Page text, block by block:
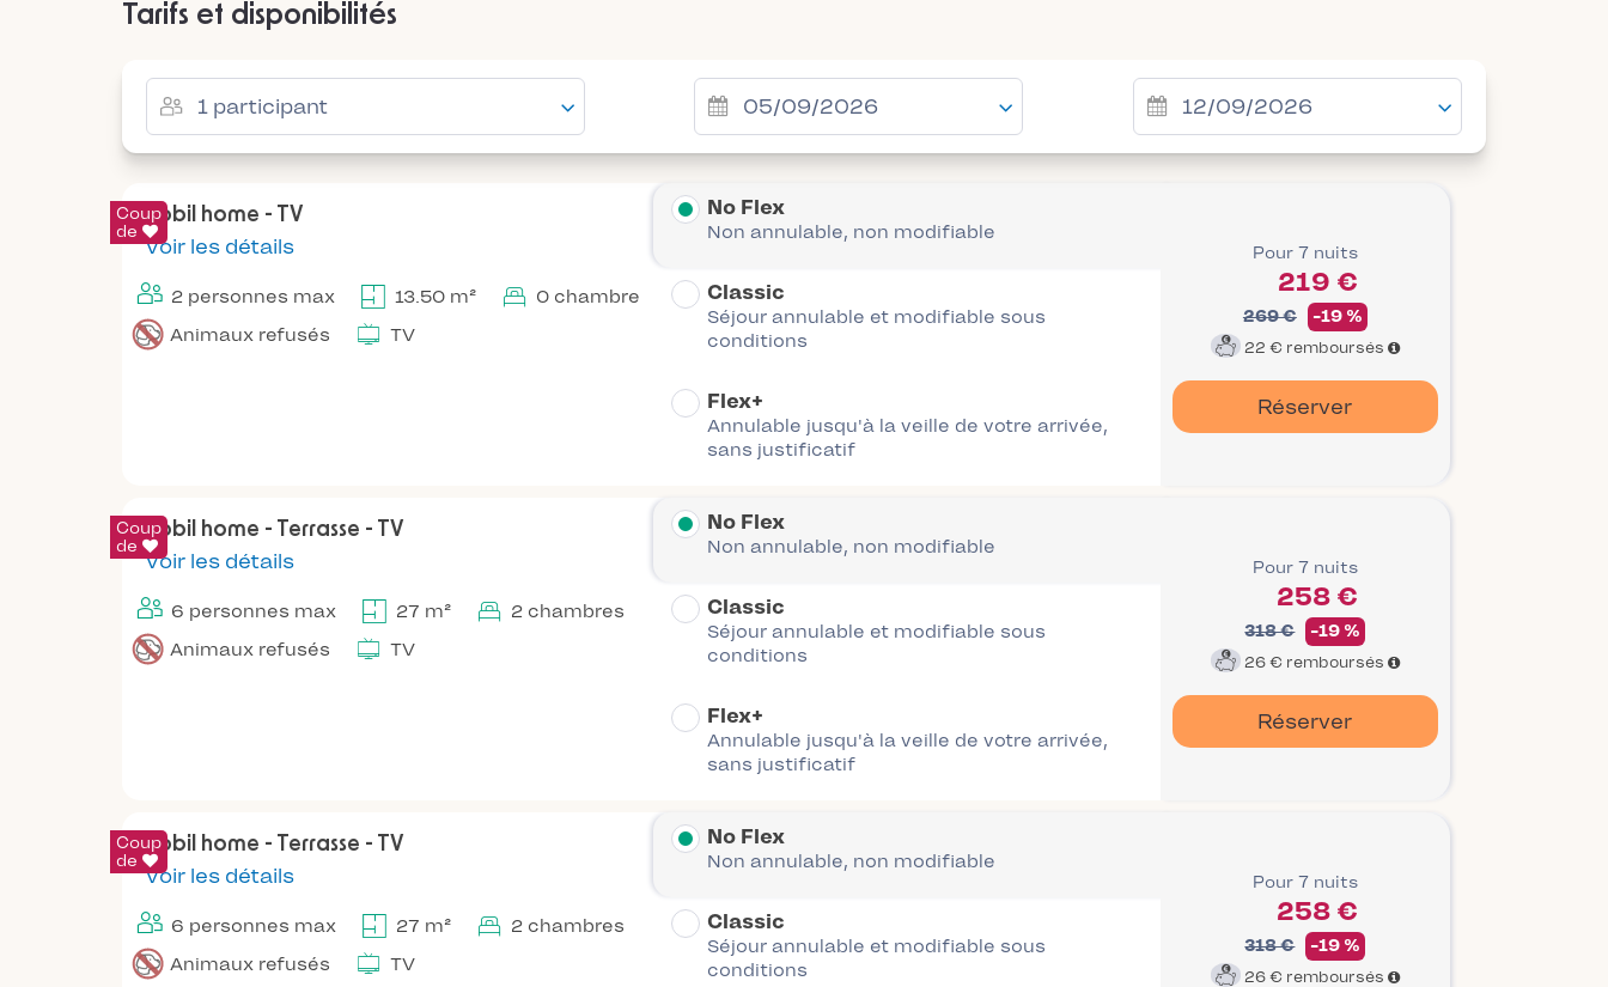
Tarifs et disponibilités
Coup
de
Mobil home - TV
Voir les détails
2 personnes max 13.50 m²
0 chambre
Animaux refusés
TV
No Flex
Non annulable, non modifiable
Classic
Séjour annulable et modifiable sous
conditions
Flex+
Annulable jusqu'à la veille de votre arrivée,
sans justificatif
Pour 7 nuits
219 €
269 € -19 %
22 € remboursés
Réserver
Coup
de
Mobil home - Terrasse - TV
Voir les détails
6 personnes max 27 m²
2 chambres
Animaux refusés
TV
No Flex
Non annulable, non modifiable
Classic
Séjour annulable et modifiable sous
conditions
Flex+
Annulable jusqu'à la veille de votre arrivée,
sans justificatif
Pour 7 nuits
258 €
318 € -19 %
26 € remboursés
Réserver
Coup
de
Mobil home - Terrasse - TV
Voir les détails
6 personnes max 27 m²
2 chambres
Animaux refusés
TV
No Flex
Non annulable, non modifiable
Classic
Séjour annulable et modifiable sous
conditions
Pour 7 nuits
258 €
318 € -19 %
26 € remboursés